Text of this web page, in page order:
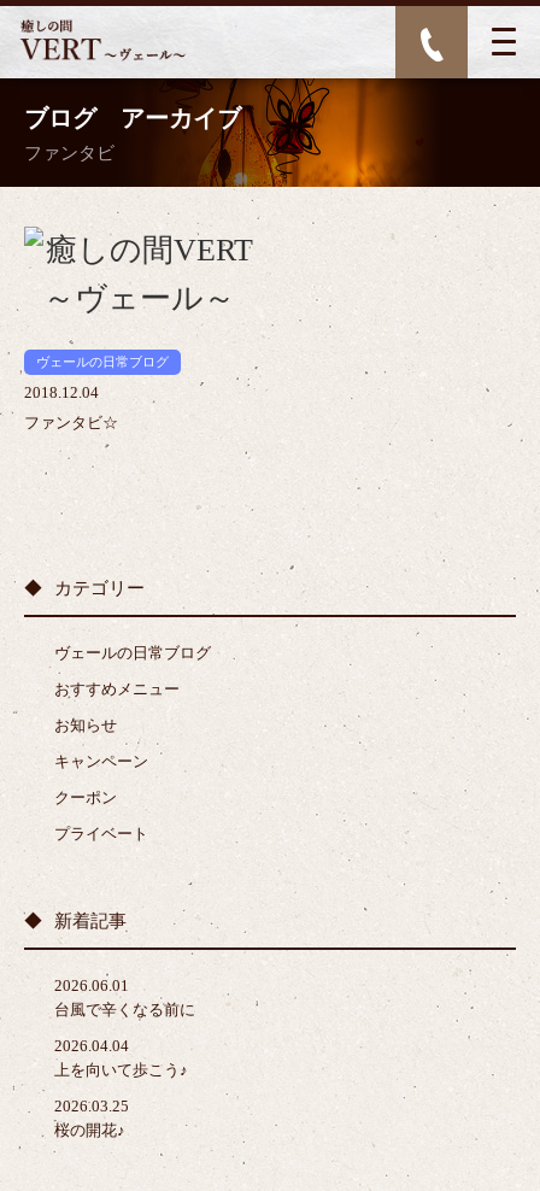
ブログ アーカイブ
ファンタビ
>
ヴェールの日常ブログ
2018.12.04
ファンタビ☆
カテゴリー
ヴェールの日常ブログ
おすすめメニュー
お知らせ
キャンペーン
クーポン
プライベート
新着記事
2026.06.01
台風で辛くなる前に
2026.04.04
上を向いて歩こう♪
2026.03.25
桜の開花♪